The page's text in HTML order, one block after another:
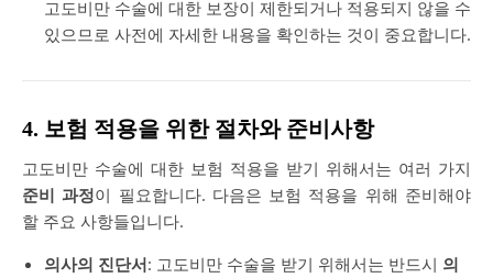
고도비만 수술에 대한 보장이 제한되거나 적용되지 않을 수
있으므로 사전에 자세한 내용을 확인하는 것이 중요합니다.
4. 보험 적용을 위한 절차와 준비사항
고도비만 수술에 대한 보험 적용을 받기 위해서는 여러 가지
준비 과정이 필요합니다. 다음은 보험 적용을 위해 준비해야
할 주요 사항들입니다.
의사의 진단서: 고도비만 수술을 받기 위해서는 반드시 의